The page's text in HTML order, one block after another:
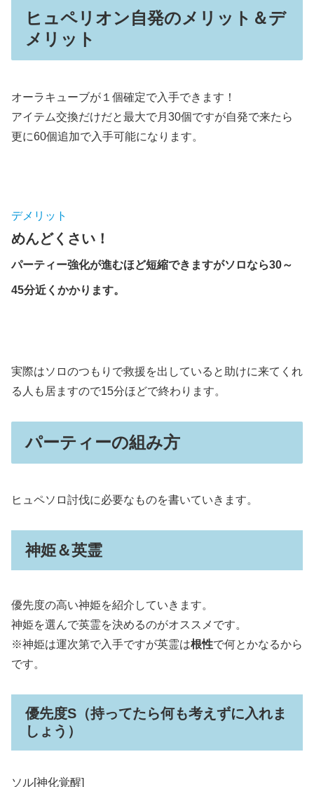
ヒュペリオン自発のメリット＆デ
メリット
オーラキューブが１個確定で入手できます！
アイテム交換だけだと最大で月30個ですが自発で来たら
更に60個追加で入手可能になります。
デメリット
めんどくさい！
パーティー強化が進むほど短縮できますがソロなら30～
45分近くかかります。
実際はソロのつもりで救援を出していると助けに来てくれ
る人も居ますので15分ほどで終わります。
パーティーの組み方
ヒュペソロ討伐に必要なものを書いていきます。
神姫＆英霊
優先度の高い神姫を紹介していきます。
神姫を選んで英霊を決めるのがオススメです。
※神姫は運次第で入手ですが英霊は根性で何とかなるから
です。
優先度S（持ってたら何も考えずに入れま
しょう）
ソル[神化覚醒]